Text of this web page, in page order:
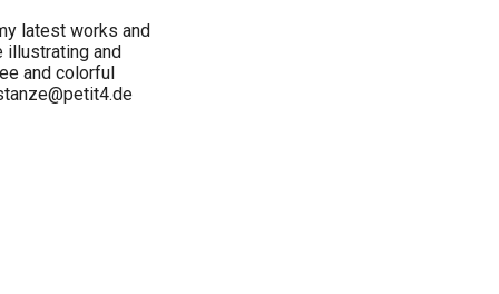
latest works and
illustrating and
and colorful